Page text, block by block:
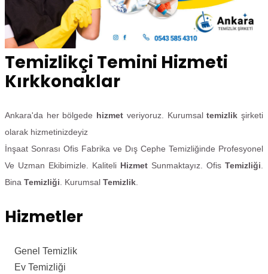
Temizlikçi Temini Hizmeti
Kırkkonaklar
Ankara'da her bölgede hizmet veriyoruz. Kurumsaltemizlik şirketi
olarak hizmetinizdeyiz
İnşaat Sonrası Ofis Fabrika ve Dış Cephe Temizliğinde Profesyonel
Ve Uzman Ekibimizle. Kaliteli Hizmet Sunmaktayız. Ofis Temizliği
Bina Temizliği . Kurumsal Temizlik
Hizmetler
Genel Temizlik
Ev Temizliği